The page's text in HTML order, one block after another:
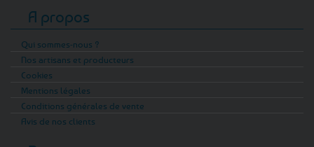
A propos
Qui sommes-nous ?
Nos artisans et producteurs
Cookies
Mentions légales
Conditions générales de vente
Avis de nos clients